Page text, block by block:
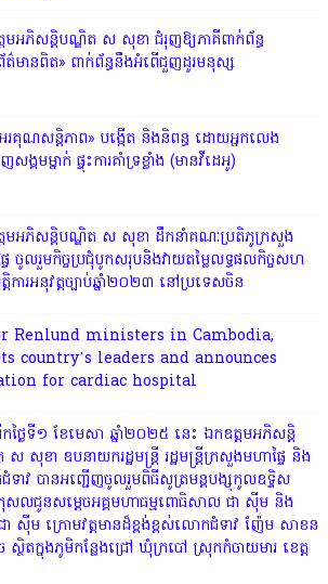
មអភិសន្តិបណ្ឌិត ស សុខា ជំរុញឱ្យភាគីពាក់ព័ន្ធ
ត៌មានពិត» ពាក់ព័ន្ធនឹងអំពើជួញដូរមនុស្ស
រគុណ​សន្តិភាព​» បង្កើត និងនិពន្ធ ដោយអ្នកលេង
សង្គមម្នាក់ ផ្ទុះការគាំទ្រខ្លាំង (មានវីដេអូ)
មអភិសន្តិបណ្ឌិត ស សុខា ដឹកនាំគណៈប្រតិភូក្រសួង
ៃ ចូលរួមកិច្ចប្រជុំបូកសរុបនិងវាយតម្លៃលទ្ធផលកិច្ចសហ
តិការអនុវត្តច្បាប់ឆ្នាំ២០២៣ នៅប្រទេសចិន
Renlund ministers in Cambodia,
country’s leaders and announces
for cardiac hospital
ថ្ងៃទី១ ខែមេសា ឆ្នាំ២០២៥ នេះ ឯកឧត្តមអភិសន្តិ
សុខា ឧបនាយករដ្ឋមន្ត្រី រដ្ឋមន្ត្រីក្រសួងមហាផ្ទៃ និង
ាវ បានអញ្ជើញចូលរួមពិធីសូត្រមន្តបង្សុកូលឧទ្ទិស
លជូនសម្តេចអគ្គមហាធម្មពោធិសាល ជា ស៊ីម និង
ម ក្រោមវត្តមានដ៏ខ្ពង់ខ្ពស់លោកជំទាវ ញ៉ែម សាខន
ថិតក្នុងភូមិកន្លែងជ្រៅ ឃុំក្របៅ ស្រុកកំចាយមារ ខេត្ត